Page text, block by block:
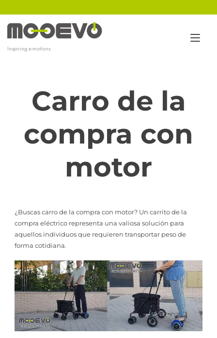
al
contenido
Inspiring e-motions
Carro de la
compra con
motor
¿Buscas carro de la compra con motor? Un carrito de la
compra eléctrico representa una valiosa solución para
aquellos individuos que requieren transportar peso de
forma cotidiana.